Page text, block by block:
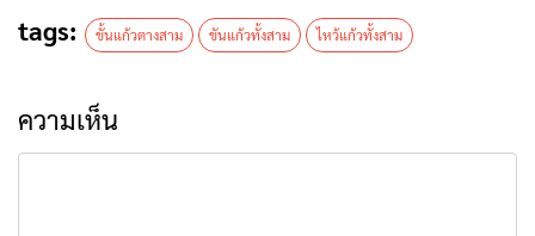
tags: ขั้นแก้วตางสาม ขันแก้วทั้งสาม ไหว้แก้วทั้งสาม
ความเห็น